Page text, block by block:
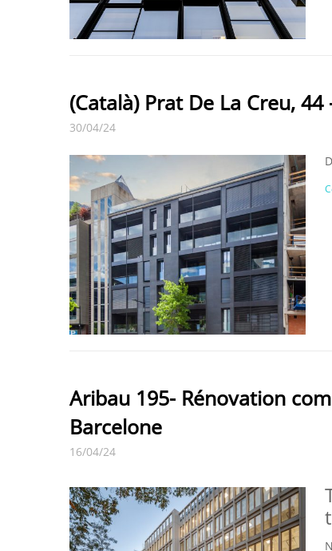
(Català) Prat De La Creu,
30/04/24
Aribau 195- Rénovation
Barcelone
16/04/24